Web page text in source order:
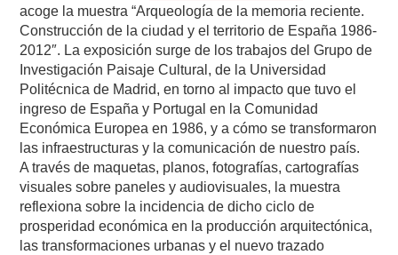
acoge la muestra “Arqueología de la memoria reciente.
Construcción de la ciudad y el territorio de España 1986-
2012″. La exposición surge de los trabajos del Grupo de
Investigación Paisaje Cultural, de la Universidad
Politécnica de Madrid, en torno al impacto que tuvo el
ingreso de España y Portugal en la Comunidad
Económica Europea en 1986, y a cómo se transformaron
las infraestructuras y la comunicación de nuestro país.
A través de maquetas, planos, fotografías, cartografías
visuales sobre paneles y audiovisuales, la muestra
reflexiona sobre la incidencia de dicho ciclo de
prosperidad económica en la producción arquitectónica,
las transformaciones urbanas y el nuevo trazado